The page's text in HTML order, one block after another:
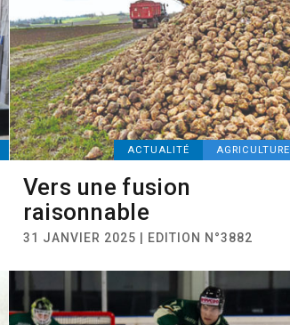
ACTUALITÉ AGRICULTURE
Vers une fusion
raisonnable
31 JANVIER 2025 | EDITION N°3882